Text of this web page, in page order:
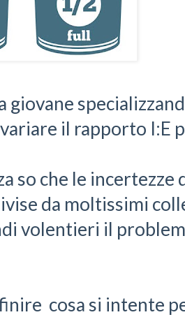
giovane
il rapporto I:E
so che le
da moltissimi
volentieri il
cosa si intente